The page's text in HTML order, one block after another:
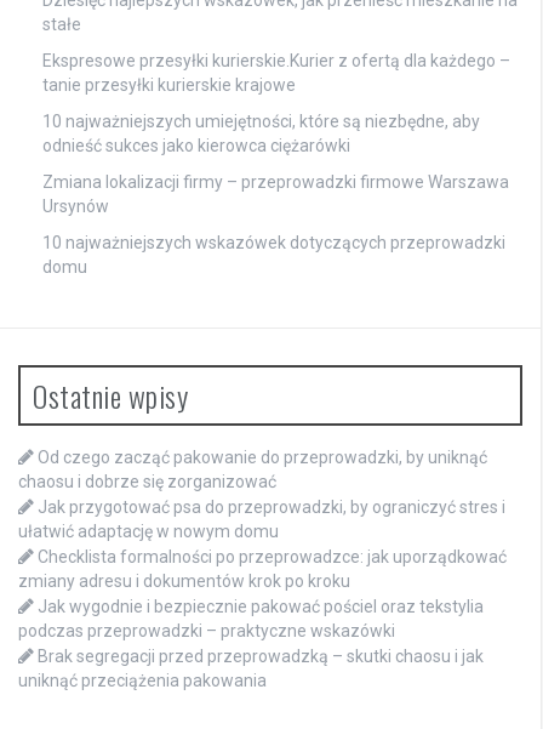
stałe
Ekspresowe przesyłki kurierskie.Kurier z ofertą dla każdego –
tanie przesyłki kurierskie krajowe
10 najważniejszych umiejętności, które są niezbędne, aby
odnieść sukces jako kierowca ciężarówki
Zmiana lokalizacji firmy – przeprowadzki firmowe Warszawa
Ursynów
10 najważniejszych wskazówek dotyczących przeprowadzki
domu
Ostatnie wpisy
Od czego zacząć pakowanie do przeprowadzki, by uniknąć
chaosu i dobrze się zorganizować
Jak przygotować psa do przeprowadzki, by ograniczyć stres i
ułatwić adaptację w nowym domu
Checklista formalności po przeprowadzce: jak uporządkować
zmiany adresu i dokumentów krok po kroku
Jak wygodnie i bezpiecznie pakować pościel oraz tekstylia
podczas przeprowadzki – praktyczne wskazówki
Brak segregacji przed przeprowadzką – skutki chaosu i jak
uniknąć przeciążenia pakowania